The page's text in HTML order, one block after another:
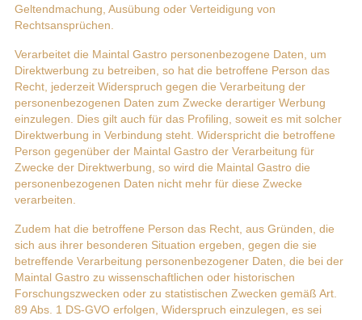
Geltendmachung, Ausübung oder Verteidigung von
Rechtsansprüchen.
Verarbeitet die Maintal Gastro personenbezogene Daten, um
Direktwerbung zu betreiben, so hat die betroffene Person das
Recht, jederzeit Widerspruch gegen die Verarbeitung der
personenbezogenen Daten zum Zwecke derartiger Werbung
einzulegen. Dies gilt auch für das Profiling, soweit es mit solcher
Direktwerbung in Verbindung steht. Widerspricht die betroffene
Person gegenüber der Maintal Gastro der Verarbeitung für
Zwecke der Direktwerbung, so wird die Maintal Gastro die
personenbezogenen Daten nicht mehr für diese Zwecke
verarbeiten.
Zudem hat die betroffene Person das Recht, aus Gründen, die
sich aus ihrer besonderen Situation ergeben, gegen die sie
betreffende Verarbeitung personenbezogener Daten, die bei der
Maintal Gastro zu wissenschaftlichen oder historischen
Forschungszwecken oder zu statistischen Zwecken gemäß Art.
89 Abs. 1 DS-GVO erfolgen, Widerspruch einzulegen, es sei